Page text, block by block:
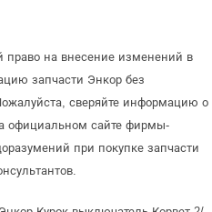
право на внесение изменений в
запчасти Энкор без
сверяйте информацию о
официальном сайте фирмы-
при покупке запчасти